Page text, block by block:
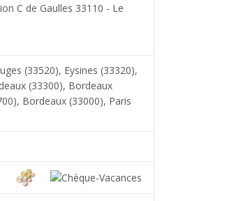
C de Gaulles 33110 - Le
(33520), Eysines (33320),
(33300), Bordeaux
, Bordeaux (33000), Paris